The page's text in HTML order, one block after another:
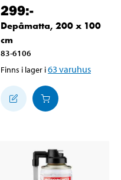
299:-
Depåmatta, 200 x 100
cm
83-6106
Finns i lager i63 varuhus